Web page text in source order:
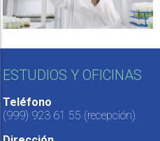
ESTUDIOS Y OFICINAS
Teléfono
(999) 923 61 55 (recepción)